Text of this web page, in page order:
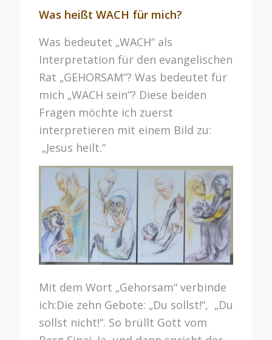
Was heißt WACH für mich?
Was bedeutet „WACH“ als
Interpretation für den evangelischen
Rat „GEHORSAM“? Was bedeutet für
mich „WACH sein“? Diese beiden
Fragen möchte ich zuerst
interpretieren mit einem Bild zu:
„Jesus heilt.“
Mit dem Wort „Gehorsam“ verbinde
ich:Die zehn Gebote: „Du sollst!“, „Du
sollst nicht!“. So brüllt Gott vom